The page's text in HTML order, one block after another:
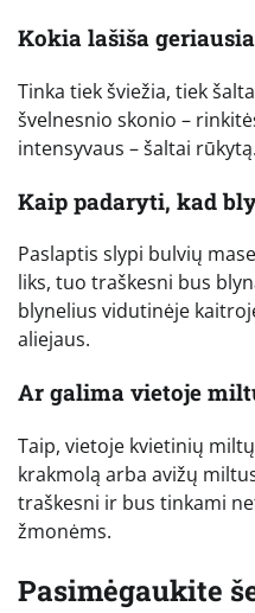
Kokia lašiša
Tinka tiek šviežia, tiek
švelnesnio skonio –
intensyvaus – šaltai rūkytą.
Kaip padaryti, kad
Paslaptis slypi bulvių
liks, tuo traškesni bus
blynelius vidutinėje
aliejaus.
Ar galima vietoje
Taip, vietoje kvietinių
krakmolą arba avižų
traškesni ir bus tinkami
žmonėms.
Pasimėgaukite